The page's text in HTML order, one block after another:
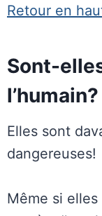
Retour en
Sont-
l’humain?
Elles sont
dangereuses!
Même si